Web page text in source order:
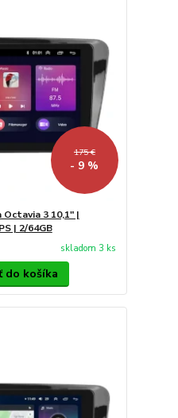
175 €
- 9 %
3 10,1" |
| 2/64GB
skladom 3 ks
do košíka